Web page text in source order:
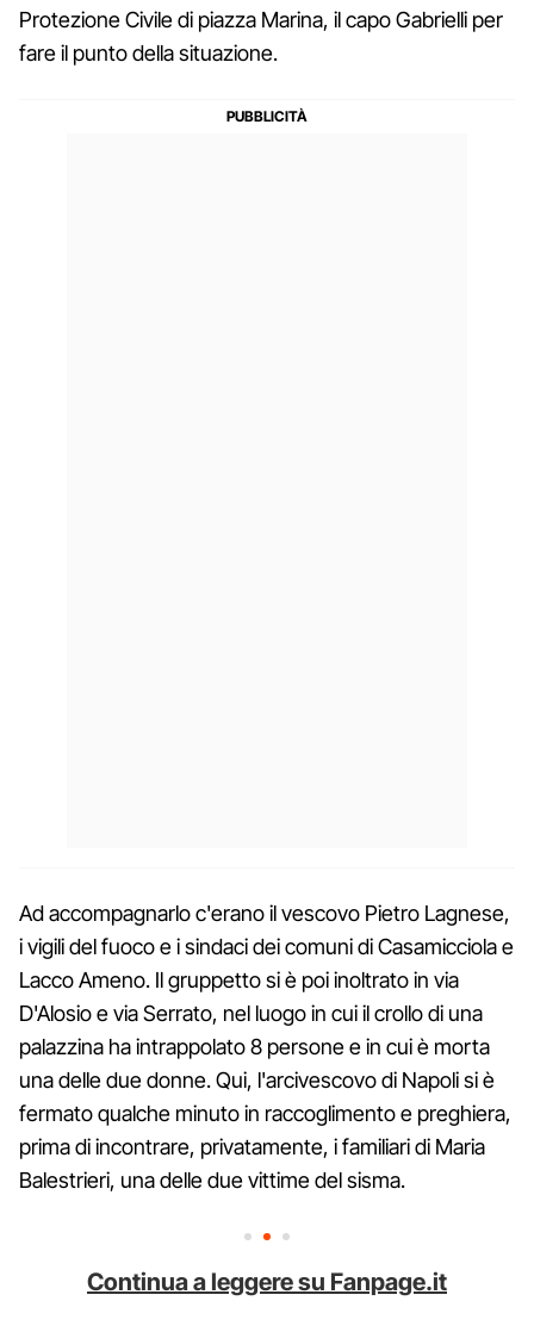
Protezione Civile di piazza Marina, il capo Gabrielli per
fare il punto della situazione.
Ad accompagnarlo c'erano il vescovo Pietro Lagnese,
i vigili del fuoco e i sindaci dei comuni di Casamicciola e
Lacco Ameno. Il gruppetto si è poi inoltrato in via
D'Alosio e via Serrato, nel luogo in cui il crollo di una
palazzina ha intrappolato 8 persone e in cui è morta
una delle due donne. Qui, l'arcivescovo di Napoli si è
fermato qualche minuto in raccoglimento e preghiera,
prima di incontrare, privatamente, i familiari di Maria
Balestrieri, una delle due vittime del sisma.
Continua a leggere su Fanpage.it